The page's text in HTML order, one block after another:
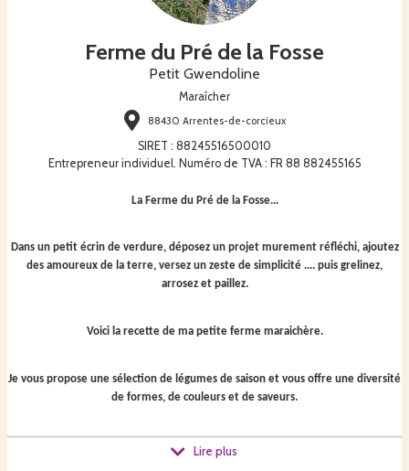
Ferme du Pré de la Fosse
Petit Gwendoline
Maraîcher
88430 Arrentes-de-corcieux
SIRET : 88245516500010
Entrepreneur individuel. Numéro de TVA : FR 88 882455165
La Ferme du Pré de la Fosse...
Dans un petit écrin de verdure, déposez un projet murement réfléchi, ajoutez
des amoureux de la terre, versez un zeste de simplicité .... puis grelinez,
arrosez et paillez.
Voici la recette de ma petite ferme maraichère.
Je vous propose une sélection de légumes de saison et vous offre une diversité
de formes, de couleurs et de saveurs.
J'ai également à cœur de vous faire découvrir des variétés anciennes, locales.
Lire plus